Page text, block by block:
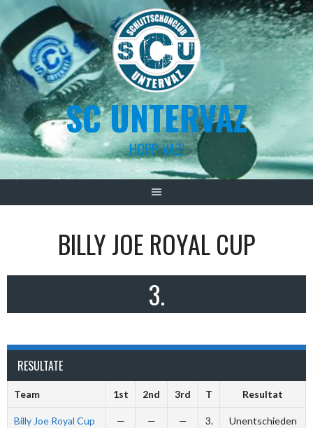
Skip
to
content
SC UNTERVAZ
HOPP VAZ!
BILLY JOE ROYAL CUP
3.
RESULTATE
Team 1st 2nd 3rd T Resultat
Billy Joe Royal Cup — — — 3. Unentschieden